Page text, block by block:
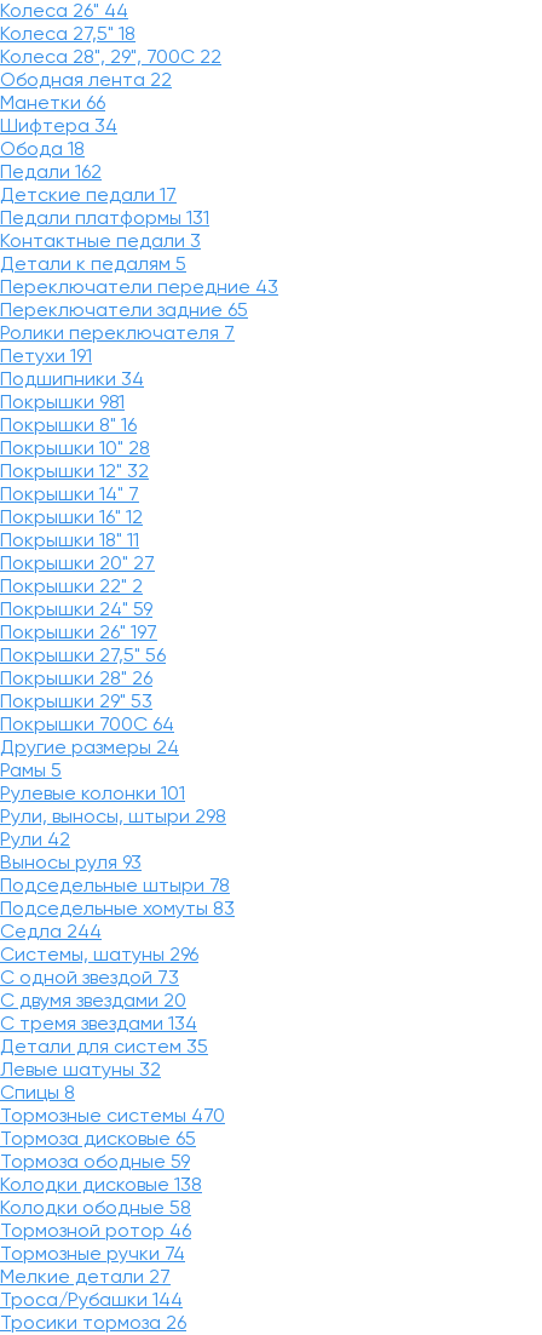
Колеса 26" 44
Колеса 27,5" 18
Колеса 28", 29", 700С 22
Ободная лента 22
Манетки 66
Шифтера 34
Обода 18
Педали 162
Детские педали 17
Педали платформы 131
Контактные педали 3
Детали к педалям 5
Переключатели передние 43
Переключатели задние 65
Ролики переключателя 7
Петухи 191
Подшипники 34
Покрышки 981
Покрышки 8" 16
Покрышки 10" 28
Покрышки 12" 32
Покрышки 14" 7
Покрышки 16" 12
Покрышки 18" 11
Покрышки 20" 27
Покрышки 22" 2
Покрышки 24" 59
Покрышки 26" 197
Покрышки 27,5" 56
Покрышки 28" 26
Покрышки 29" 53
Покрышки 700C 64
Другие размеры 24
Рамы 5
Рулевые колонки 101
Рули, выносы, штыри 298
Рули 42
Выносы руля 93
Подседельные штыри 78
Подседельные хомуты 83
Седла 244
Системы, шатуны 296
С одной звездой 73
С двумя звездами 20
С тремя звездами 134
Детали для систем 35
Левые шатуны 32
Спицы 8
Тормозные системы 470
Тормоза дисковые 65
Тормоза ободные 59
Колодки дисковые 138
Колодки ободные 58
Тормозной ротор 46
Тормозные ручки 74
Мелкие детали 27
Троса/Рубашки 144
Тросики тормоза 26